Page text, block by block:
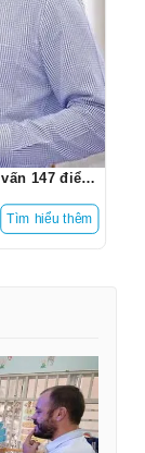
Vụ án gian lận thi cử có tổ chức: Từ nghi vấn 147 điểm 10 toán
Tìm hiểu thêm